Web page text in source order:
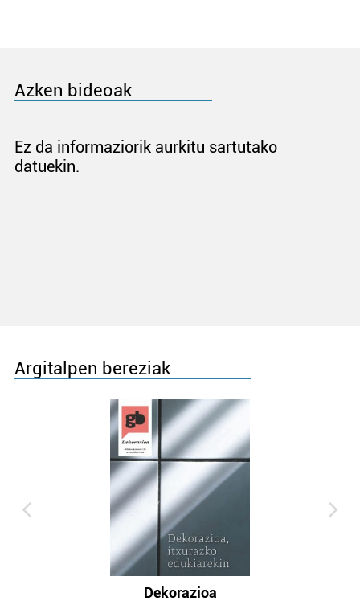
Azken bideoak
Ez da informaziorik aurkitu sartutako
datuekin.
Argitalpen bereziak
Dekorazioa